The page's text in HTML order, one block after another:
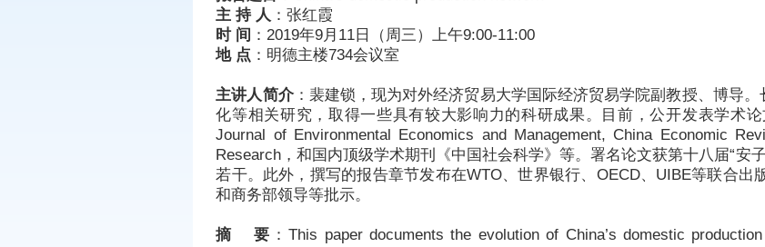
主 持 人 ：张红霞
时 间 ：2019年9月11日（周三）上午9:00-11:00
地 点 ：明德主楼734会议室
主讲人简介：裴建锁，现为对外经济贸易大学国际经济贸易学院副教授、博导
化等相关研究，取得一些具有较大影响力的科研成果。目前，公开发表学术
Journal of Environmental Economics and Management, China Economic
Research，和国内顶级学术期刊《中国社会科学》等。署名论文获第十八届“安
若干。此外，撰写的报告章节发布在WTO、世界银行、OECD、UIBE等联合
和商务部领导等批示。
摘 要 ：This paper documents the evolution of China’s domestic